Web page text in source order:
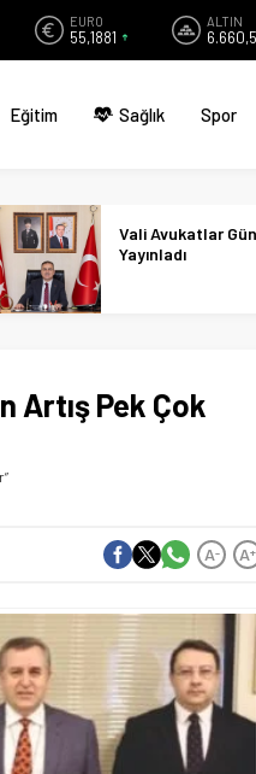
EURO
55,1881
ALTIN
Eğitim Sağlık Spor
Vali Avukatlar
Yayınladı
Artış Pek Çok
A+
A-